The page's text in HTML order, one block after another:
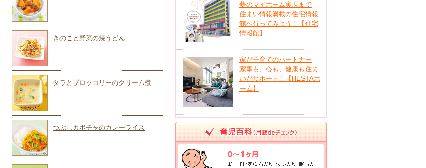
きのこと野菜の焼うどん
タラとブロッコリーのクリーム煮
つぶしカボチャのカレーライス
夢のマイホーム実現まで
住まい情報満載の住宅情報
館へ行ってみよう！【住宅
情報館】
家が子育てのパートナー
家事も、心も、健康も住ま
いがサポート！【HESTAホ
ーム】